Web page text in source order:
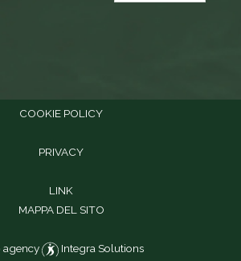
COOKIE POLICY
PRIVACY
LINK
MAPPA DEL SITO
agency Integra Solutions